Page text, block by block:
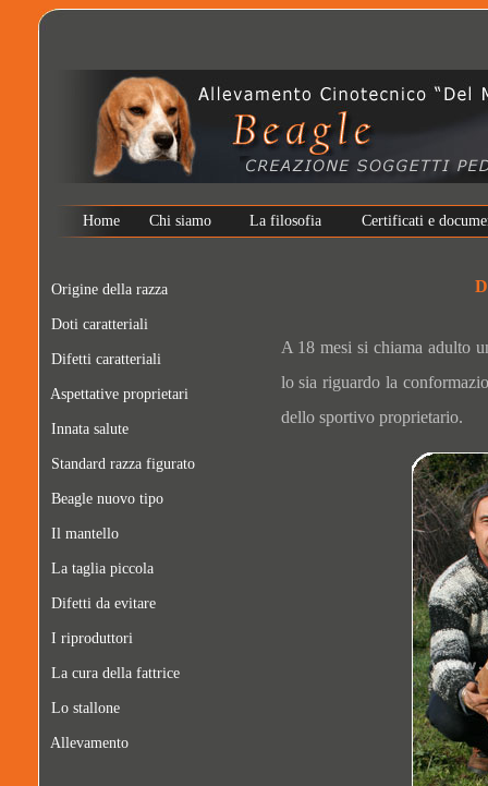
Home Chi siamo La filosofia Certificati e
Origine della razza
Doti caratteriali
Difetti caratteriali
Aspettative proprietari
Innata salute
Standard razza figurato
Beagle nuovo tipo
Il mantello
La taglia piccola
Difetti da evitare
I riproduttori
La cura della fattrice
Lo stallone
Allevamento
A 18 mesi si chiama adulto
lo sia riguardo la
dello sportivo proprietario.